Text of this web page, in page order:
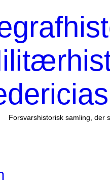
Forsvarshistorisk samling, der